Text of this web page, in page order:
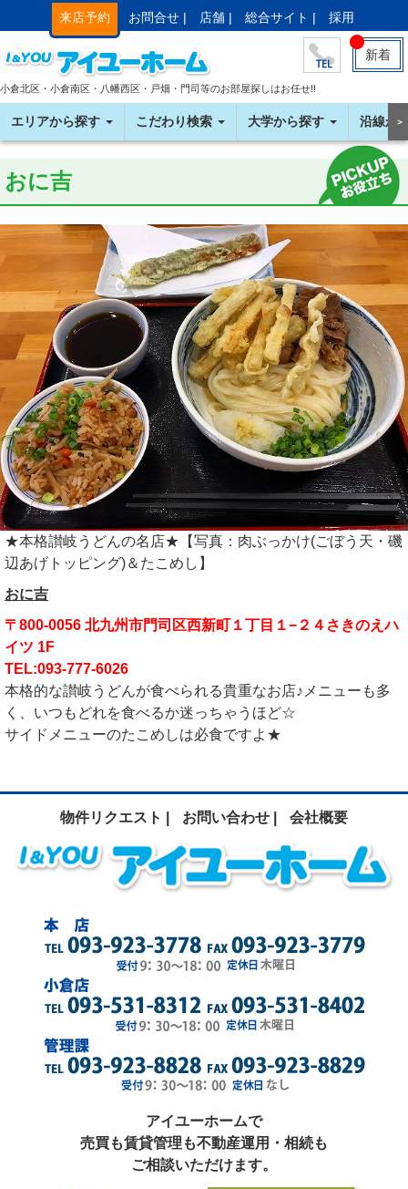
来店予約 お問合せ | 店舗 | 総合サイト | 採用
新着
小倉北区・小倉南区・八幡西区・戸畑・門司等のお部屋探しはお任せ!!
エリアから探す こだわり検索 大学から探す 沿線か＞
おに吉
★本格讃岐うどんの名店★【写真：肉ぶっかけ(ごぼう天・磯
辺あげトッピング)＆たこめし】
おに吉
〒800-0056 北九州市門司区西新町１丁目１−２４さきのえハ
イツ 1F
TEL:093-777-6026
本格的な讃岐うどんが食べられる貴重なお店♪メニューも多
く、いつもどれを食べるか迷っちゃうほど☆
サイドメニューのたこめしは必食ですよ★
物件リクエスト | お問い合わせ | 会社概要
アイユーホームで
売買も賃貸管理も不動産運用・相続も
ご相談いただけます。